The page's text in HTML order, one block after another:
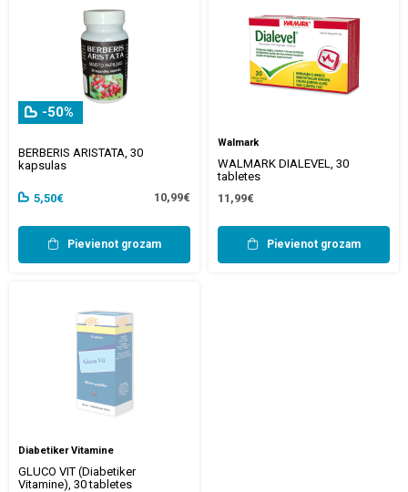
-50%
BERBERIS ARISTATA, 30
kapsulas
5,50€ 10,99€
Pievienot grozam
Walmark
WALMARK DIALEVEL, 30
tabletes
11,99€
Pievienot grozam
Diabetiker Vitamine
GLUCO VIT (Diabetiker
Vitamine), 30 tabletes